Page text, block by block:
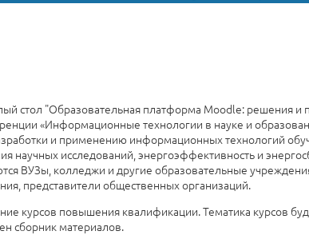
стол "Образовательная платформа Moodle: решения и
«Информационные технологии в науке и
и применению информационных технологий
научных исследований, энергоэффективность и
ВУЗы, колледжи и другие образовательные
представители общественных организаций.
курсов повышения квалификации. Тематика курсов
сборник материалов.